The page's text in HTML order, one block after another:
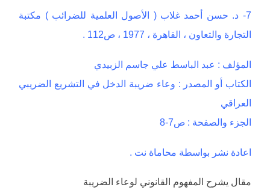
7- د. حسن أحمد غلاب ( الأصول العلمية للضرائب ) مكتبة
التجارة والتعاون ، القاهرة ، 1977 ، ص112 .
المؤلف : عبد الباسط علي جاسم الزبيدي
الكتاب أو المصدر : وعاء ضريبة الدخل في التشريع الضريبي
العراقي
الجزء والصفحة : ص7-8
اعادة نشر بواسطة محاماة نت .
مقال يشرح المفهوم القانوني لوعاء الضريبة